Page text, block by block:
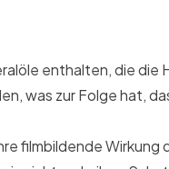
enthalten, die die
was zur Folge hat,
filmbildende